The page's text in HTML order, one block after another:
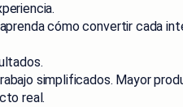
cómo convertir cada
simplificados. Mayor
real.